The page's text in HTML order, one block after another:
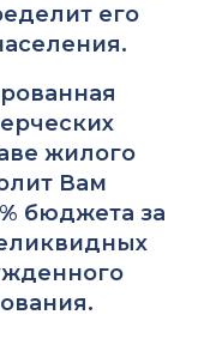
его
жилого
Вам
бюджета за